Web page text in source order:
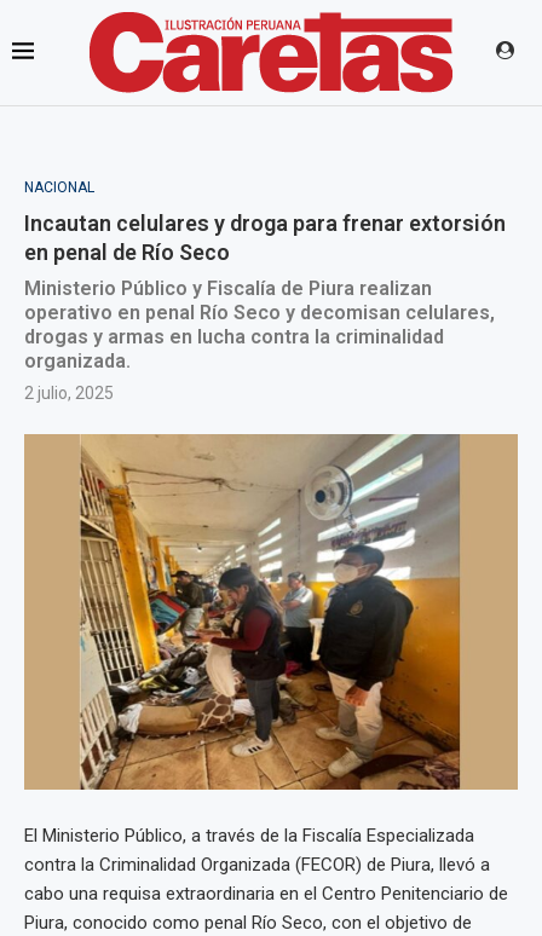
NACIONAL
Incautan celulares y droga para frenar extorsión
en penal de Río Seco
Ministerio Público y Fiscalía de Piura realizan
operativo en penal Río Seco y decomisan celulares,
drogas y armas en lucha contra la criminalidad
organizada.
2 julio, 2025
El Ministerio Público, a través de la Fiscalía Especializada
contra la Criminalidad Organizada (FECOR) de Piura, llevó a
cabo una requisa extraordinaria en el Centro Penitenciario de
Piura, conocido como penal Río Seco, con el objetivo de